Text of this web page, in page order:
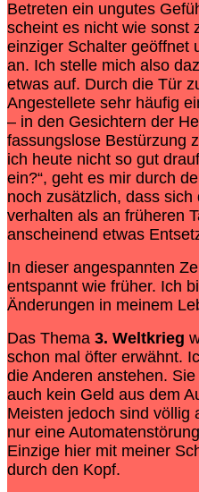
Betreten ein ungutes
scheint es nicht wie sonst
einziger Schalter geöffnet
an. Ich stelle mich also
etwas auf. Durch die Tür
Angestellete sehr häufig
– in den Gesichtern der
fassungslose Bestürzung
ich heute nicht so gut
ein?“, geht es mir durch
noch zusätzlich, dass
verhalten als an früheren
anscheinend etwas
In dieser angespannten
entspannt wie früher. Ich
Änderungen in meinem
Das Thema 3. Weltkrieg
schon mal öfter erwähnt.
die Anderen anstehen.
auch kein Geld aus dem
Meisten jedoch sind völlig
nur eine
Einzige hier mit meiner
durch den Kopf.